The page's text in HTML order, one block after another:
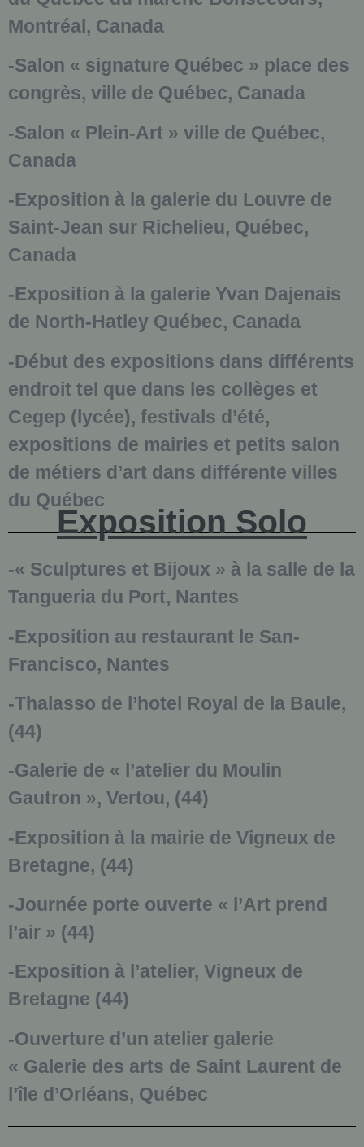
Montréal, Canada
-Salon « signature Québec » place des
congrès, ville de Québec, Canada
-Salon « Plein-Art » ville de Québec,
Canada
-Exposition à la galerie du Louvre de
Saint-Jean sur Richelieu, Québec,
Canada
-Exposition à la galerie Yvan Dajenais
de North-Hatley Québec, Canada
-Début des expositions dans différents
endroit tel que dans les collèges et
Cegep (lycée), festivals d’été,
expositions de mairies et petits salon
de métiers d’art dans différente villes
du Québec
Exposition Solo
-« Sculptures et Bijoux » à la salle de la
Tangueria du Port, Nantes
-Exposition au restaurant le San-
Francisco, Nantes
-Thalasso de l’hotel Royal de la Baule,
(44)
-Galerie de « l’atelier du Moulin
Gautron », Vertou, (44)
-Exposition à la mairie de Vigneux de
Bretagne, (44)
-Journée porte ouverte « l’Art prend
l’air » (44)
-Exposition à l’atelier, Vigneux de
Bretagne (44)
-Ouverture d’un atelier galerie
« Galerie des arts de Saint Laurent de
l’île d’Orléans, Québec